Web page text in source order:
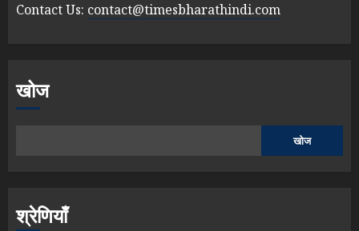
Contact Us: contact@timesbharathindi.com
खोज
खोज
श्रेणियाँ